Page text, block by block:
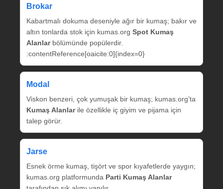
Brokar
Kabartmalı dokuma deseniyle ağır bir kumaş; bakır ve
altın tonlarda stok için kumas.org Spot Kumaş
Alanlarbölümünde popülerdir.
:contentReference[oaicite:0]{index=0}
Modal
Viskon benzeri, çok yumuşak bir kumaş; kumas.org’ta
Kumaş Alanlarile özellikle iç giyim ve pijama için
talep görür.
Jarse
Esnek örme kumaş, tişört ve spor kıyafetlerde yaygın;
kumas.org platformunda Parti Kumaş Alanlar